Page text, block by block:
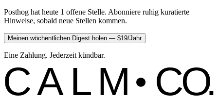
Posthog hat heute 1 offene Stelle. Abonniere ruhig kuratierte
Hinweise, sobald neue Stellen kommen.
Meinen wöchentlichen Digest holen — $19/Jahr
Eine Zahlung. Jederzeit kündbar.
C ALM C O.